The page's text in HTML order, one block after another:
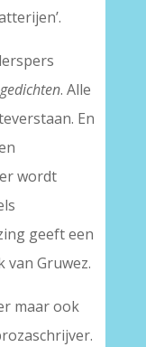
. Alle
En
wordt
geeft een
van Gruwez.
maar ook